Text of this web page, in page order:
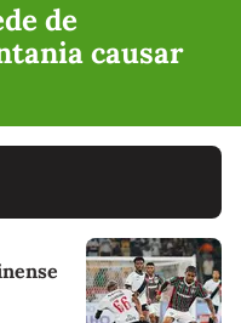
de
causar